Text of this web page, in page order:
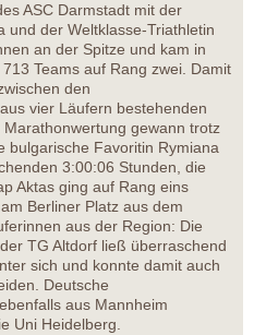
ASC Darmstadt mit der
und der Weltklasse-Triathletin
an der Spitze und kam in
Teams auf Rang zwei. Damit
den
vier Läufern bestehenden
gewann trotz
bulgarische Favoritin Rymiana
3:00:06 Stunden, die
Aktas ging auf Rang eins
Berliner Platz aus dem
aus der Region: Die
TG Altdorf ließ überraschend
sich und konnte damit auch
Deutsche
aus Mannheim
Uni Heidelberg.